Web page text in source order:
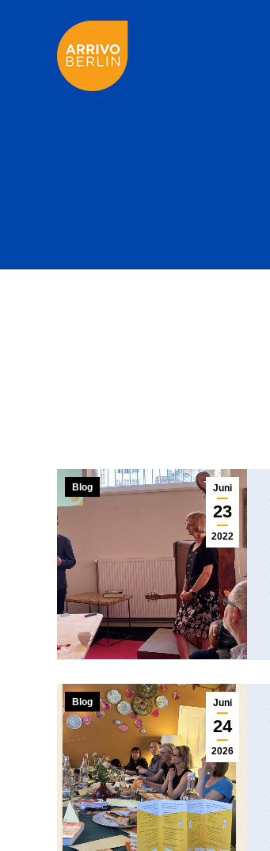
Juni
23
2022
Blog
Juni
24
2026
Blog